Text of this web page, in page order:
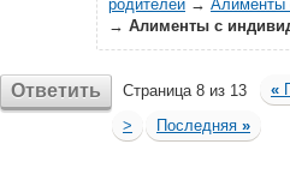
родителей → Алименты
→ Алименты с
Ответить Страница 8 из 13 «
>
Последняя »